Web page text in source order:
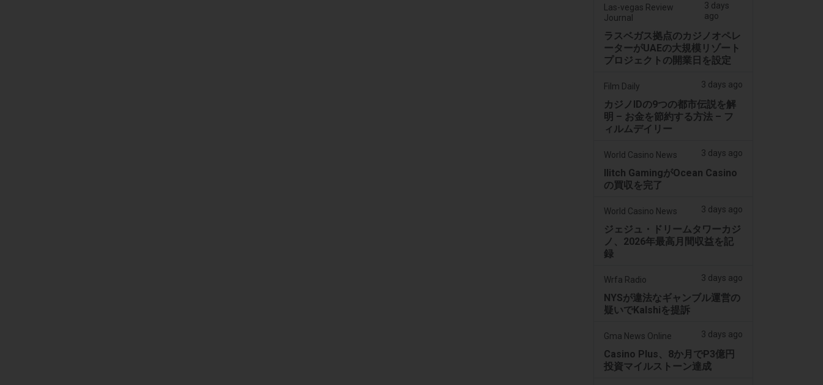
Las-vegas Review
Journal
3 days
ago
ラスベガス拠点のカジノオペレ
ーターがUAEの大規模リゾート
プロジェクトの開業日を設定
Film Daily 3 days ago
カジノIDの9つの都市伝説を解
明 – お金を節約する方法 – フ
ィルムデイリー
World Casino News 3 days ago
Ilitch GamingがOcean Casino
の買収を完了
World Casino News 3 days ago
ジェジュ・ドリームタワーカジ
ノ、2026年最高月間収益を記
録
Wrfa Radio 3 days ago
NYSが違法なギャンブル運営の
疑いでKalshiを提訴
Gma News Online 3 days ago
Casino Plus、8か月でP3億円
投資マイルストーン達成